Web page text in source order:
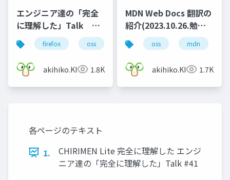
エンジニア達の「完全
に理解した」Talk
#42
firefox oss mdn
akihiko.KIgure1.8K
MDN Web Docs 翻訳の
紹介(2023.10.26.勉強
会)
oss mdn
akihiko.KIgure1.7K
各ページのテキスト
1.
CHIRIMEN Lite 完全に理解した エンジ
ニア達の「完全に理解した」Talk #41